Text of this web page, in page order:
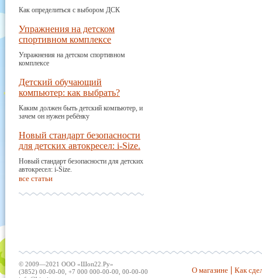
Как определиться с выбором ДСК
Упражнения на детском
спортивном комплексе
Упражнения на детском спортивном
комплексе
Детский обучающий
компьютер: как выбрать?
Каким должен быть детский компьютер, и
зачем он нужен ребёнку
Новый стандарт безопасности
для детских автокресел: i-Size.
Новый стандарт безопасности для детских
автокресел: i-Size.
все статьи
© 2009—2021 ООО «Шоп22.Ру»
(3852) 00-00-00, +7 000 000-00-00, 00-00-00
О магазине Как